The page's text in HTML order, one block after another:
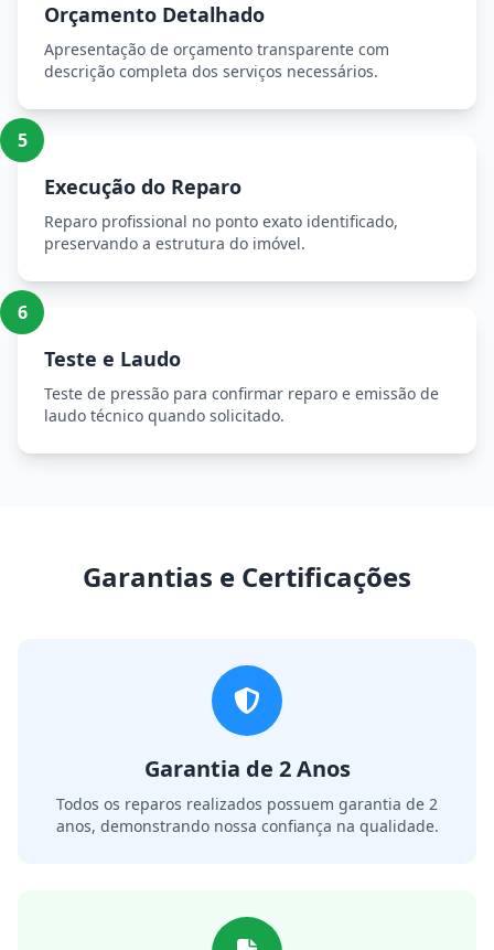
Orçamento Detalhado
Apresentação de orçamento transparente com
descrição completa dos serviços necessários.
5
Execução do Reparo
Reparo profissional no ponto exato identificado,
preservando a estrutura do imóvel.
6
Teste e Laudo
Teste de pressão para confirmar reparo e emissão de
laudo técnico quando solicitado.
Garantias e Certificações
Garantia de 2 Anos
Todos os reparos realizados possuem garantia de 2
anos, demonstrando nossa confiança na qualidade.